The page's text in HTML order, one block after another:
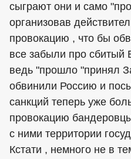
сыграют они и само
организовав
провокацию , что бы
все забыли про сбитый
ведь "прошло "принял
обвинили Россию и
санкций теперь уже
провокацию
с ними территории
Кстати , немного не в